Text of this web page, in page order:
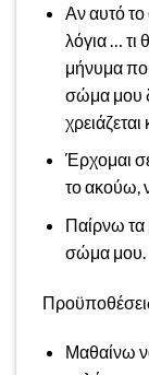
Αν αυτό
λόγια …
μήνυμα
σώμα μου
χρειάζεται
Έρχομαι
το ακούω,
Παίρνω τα
σώμα μου.
Μαθαίνω